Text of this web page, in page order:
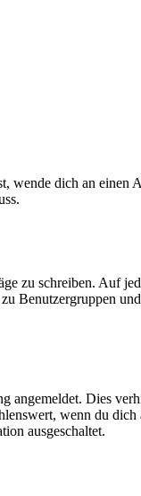
dich an einen
zu schreiben. Auf
Benutzergruppen
angemeldet. Dies
wenn du
ausgeschaltet.